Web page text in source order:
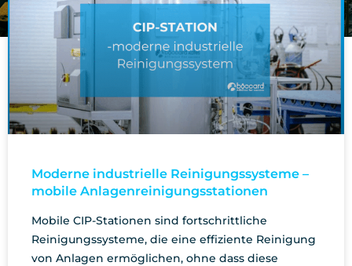
Moderne industrielle Reinigungssysteme –
mobile Anlagenreinigungsstationen
Mobile CIP-Stationen sind fortschrittliche
Reinigungssysteme, die eine effiziente Reinigung
von Anlagen ermöglichen, ohne dass diese